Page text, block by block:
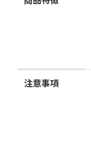
注意事項